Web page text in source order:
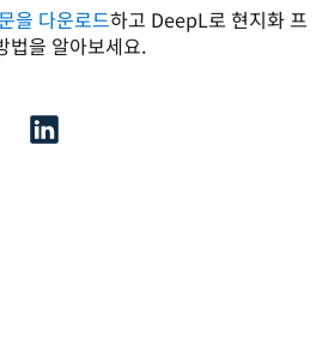
을 다운로드하고 DeepL로 현지화 프
법을 알아보세요.